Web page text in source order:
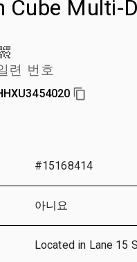
Multi-
련 번호
#15168414
아니요
Located in Lane 15